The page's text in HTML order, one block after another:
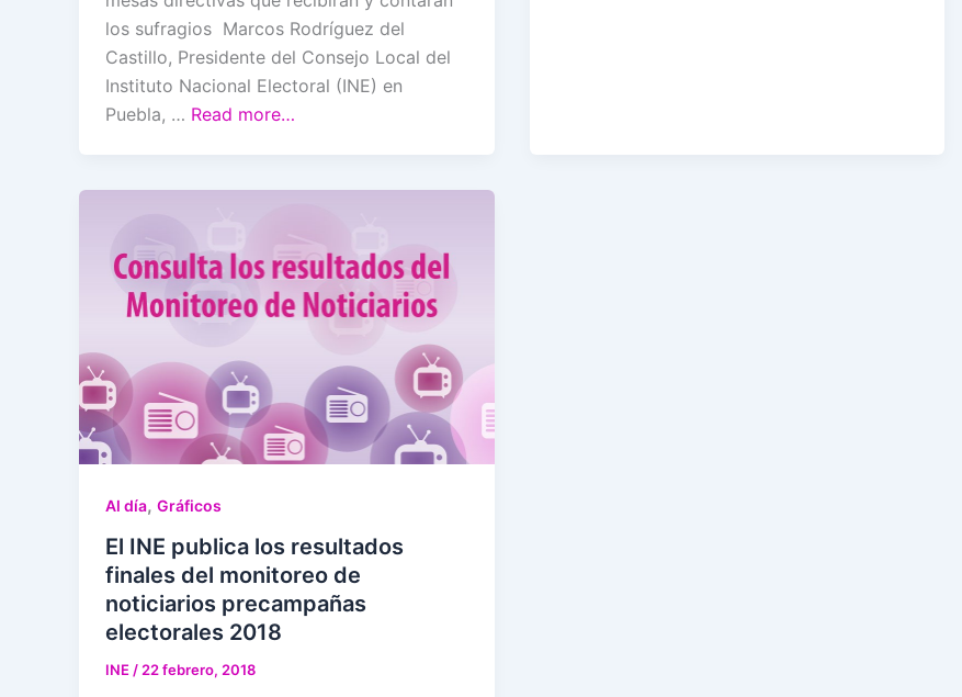
los sufragios Marcos Rodríguez del
Castillo, Presidente del Consejo Local del
Instituto Nacional Electoral (INE) en
Puebla, … Read more…
Al día, Gráficos
El INE publica los resultados
finales del monitoreo de
noticiarios precampañas
electorales 2018
INE/22 febrero, 2018